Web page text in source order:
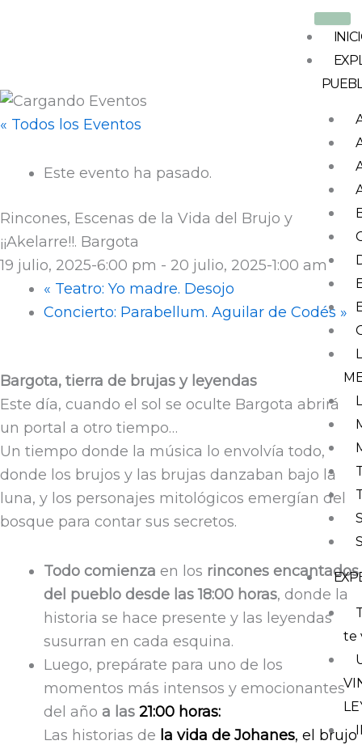
te
« Todos los Eventos
Este evento ha pasado.
Rincones, Escenas de la Vida del Brujo y
¡¡Akelarre!!. Bargota
19 julio, 2025-6:00 pm - 20 julio, 2025-1:00 am
« Teatro: Yo madre. Desojo
Concierto: Parabellum. Aguilar de Codés »
Bargota, tierra de brujas y leyendas
Este día, cuando el sol se oculte Bargota abrirá
un portal a otro tiempo…
Un tiempo donde la música lo envolvía todo,
donde los brujos y las brujas danzaban bajo la
luna, y los personajes mitológicos emergían del
bosque para contar sus secretos.
Todo comienza en los rincones encantados
del pueblo desde las 18:00 horas, donde la
historia se hace presente y las leyendas
susurran en cada esquina.
Luego, prepárate para uno de los
momentos más intensos y emocionantes
del año a las 21:00 horas:
Las historias de la vida de Johanes, el brujo